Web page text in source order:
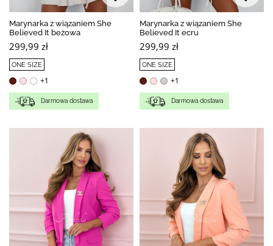
Marynarka z wiązaniem She
Believed It beżowa
299,99 zł
ONE SIZE
+1
Darmowa dostawa
Marynarka z wiązaniem She
Believed It ecru
299,99 zł
ONE SIZE
+1
Darmowa dostawa